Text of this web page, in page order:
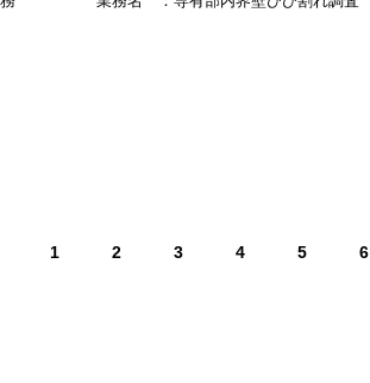
1 2 3 4 5 6